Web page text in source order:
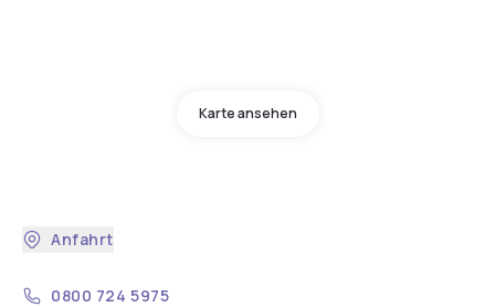
Karte ansehen
Anfahrt
0800 724 5975